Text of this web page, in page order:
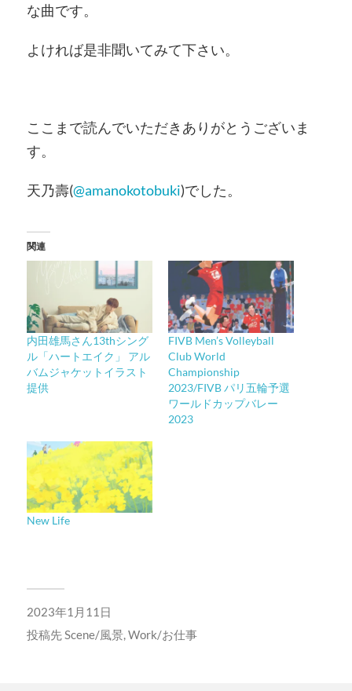
な曲です。
よければ是非聞いてみて下さい。
ここまで読んでいただきありがとうございま
す。
天乃壽(@amanokotobuki)でした。
関連
内田雄馬さん13thシング
ル「ハートエイク」 アル
バムジャケットイラスト
提供
FIVB Men’s Volleyball
Club World
Championship
2023/FIVB パリ五輪予選
ワールドカップバレー
2023
New Life
2023年1月11日
投稿先Scene/風景,Work/お仕事